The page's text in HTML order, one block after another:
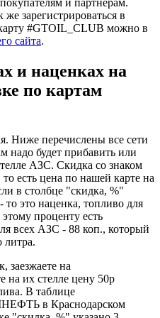
зарегистрироваться в
#GTOIL_CLUB можно в
сайта.
и наценках на
по картам
Ниже перечислены все сети
надо будет прибавить или
АЗС. Скидка со знаком
есть цена по нашей карте на
в столбце "скидка, %"
то это наценка, топливо для
проценту есть
всех АЗС - 88 коп., который
литра.
заезжаете на
их стелле цену 50р
В таблице
в Краснодарском